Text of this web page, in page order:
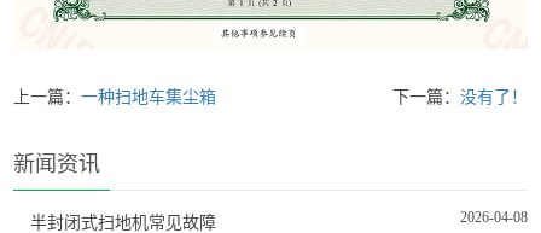
上一篇：一种扫地车集尘箱 下一篇： 没有了！
新闻资讯
2026-04-08
半封闭式扫地机常见故障